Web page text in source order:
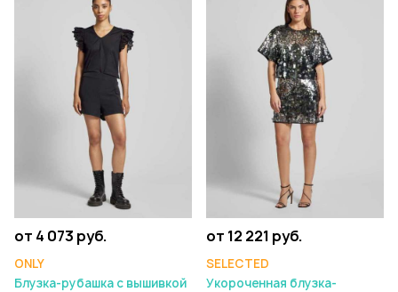
от 4 073 руб.
ONLY
Блузка-рубашка с вышивкой
от 12 221 руб.
SELECTED
Укороченная блузка-